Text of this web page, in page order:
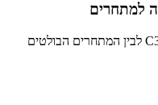
השוואת רמות הגימור של סיטרואן C3 2014 לבין המתחרים הבולטים